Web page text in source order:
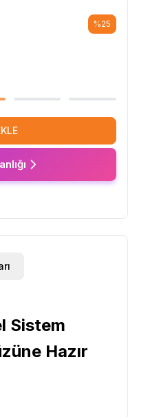
%25
Sistem
Hazır